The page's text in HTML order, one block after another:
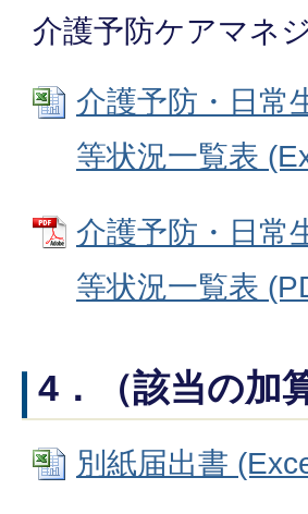
介護予防ケアマネ
介護予防・日常
等状況一覧表
介護予防・日常
等状況一覧表
4．（該当の加
別紙届出書